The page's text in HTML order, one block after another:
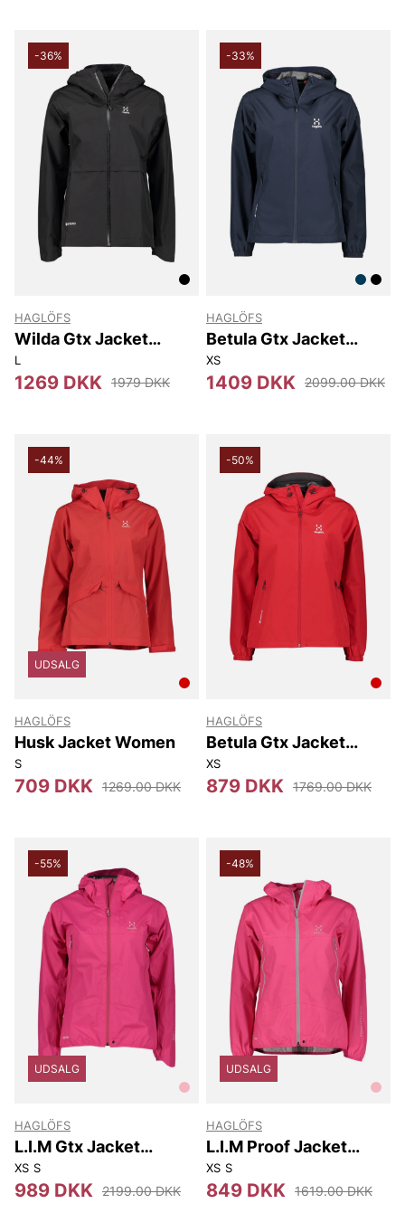
-36%
HAGLÖFS
Wilda Gtx Jacket
Women
L
1269 DKK 1979 DKK
-33%
HAGLÖFS
Betula Gtx Jacket
Women
XS
1409 DKK 2099.00 DKK
-44%
UDSALG
HAGLÖFS
Husk Jacket Women
S
709 DKK 1269.00 DKK
-50%
HAGLÖFS
Betula Gtx Jacket
Women
XS
879 DKK 1769.00 DKK
-55%
UDSALG
HAGLÖFS
L.I.M Gtx Jacket
Women.
XS S
989 DKK 2199.00 DKK
-48%
UDSALG
HAGLÖFS
L.I.M Proof Jacket
Women
XS S
849 DKK 1619.00 DKK